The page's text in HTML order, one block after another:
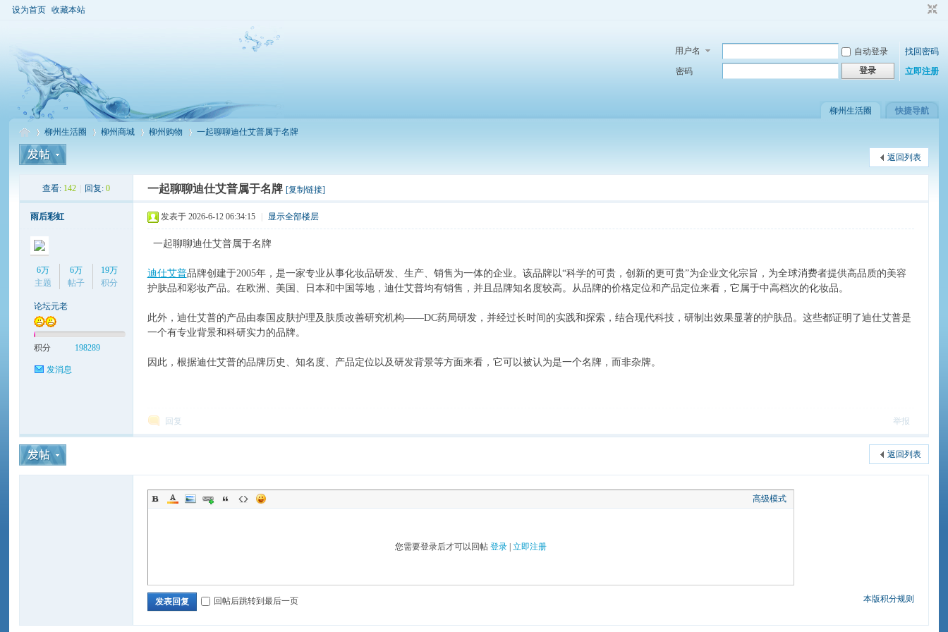
设为首页 收藏本站
用户名 自动登录
找回密码
密码
登录 立即注册
柳州生活圈 快捷导航
生
柳州生活圈
›
柳州商城 柳州购物
›
一起聊聊迪仕艾普属于名牌
返回列表
查看: 142 回复: 0 一起聊聊迪仕艾普属于名牌 [复制链接]
雨后彩虹
6万
主题
6万
帖子
19万
积分
论坛元老
积分 198289
发消息
发表于 2026-6-12 06:34:15 显示全部楼层
一起聊聊迪仕艾普属于名牌
迪仕艾普品牌创建于2005年，是一家专业从事化妆品研发、生产、销售为一体的企业。该品牌以“科学的可贵，创新的更可贵”为企业文化宗旨，为全球消费者提供高品质的美容
护肤品和彩妆产品。在欧洲、美国、日本和中国等地，迪仕艾普均有销售，并且品牌知名度较高。从品牌的价格定位和产品定位来看，它属于中高档次的化妆品。
此外，迪仕艾普的产品由泰国皮肤护理及肤质改善研究机构——DC药局研发，并经过长时间的实践和探索，结合现代科技，研制出效果显著的护肤品。这些都证明了迪仕艾普是
一个有专业背景和科研实力的品牌。
因此，根据迪仕艾普的品牌历史、知名度、产品定位以及研发背景等方面来看，它可以被认为是一个名牌，而非杂牌。
回复 举报
返回列表
高级模式
您需要登录后才可以回帖 登录| 立即注册
本版积分规则
发表回复 回帖后跳转到最后一页